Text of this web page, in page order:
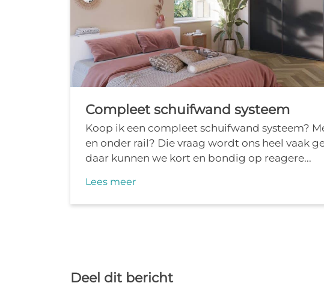
Compleet schuifwand systeem
Koop ik een compleet schuifwand systeem?
en onder rail? Die vraag wordt ons heel vaak
daar kunnen we kort en bondig op reagere...
Lees meer
Deel dit bericht